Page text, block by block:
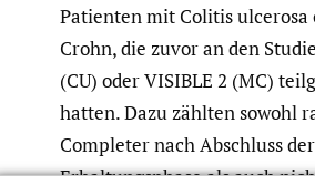
Patienten mit Colitis ulcerosa
Crohn, die zuvor an den
(CU) oder VISIBLE 2 (MC)
hatten. Dazu zählten sowohl
Completer nach Abschluss
Erhaltungsphase als auch